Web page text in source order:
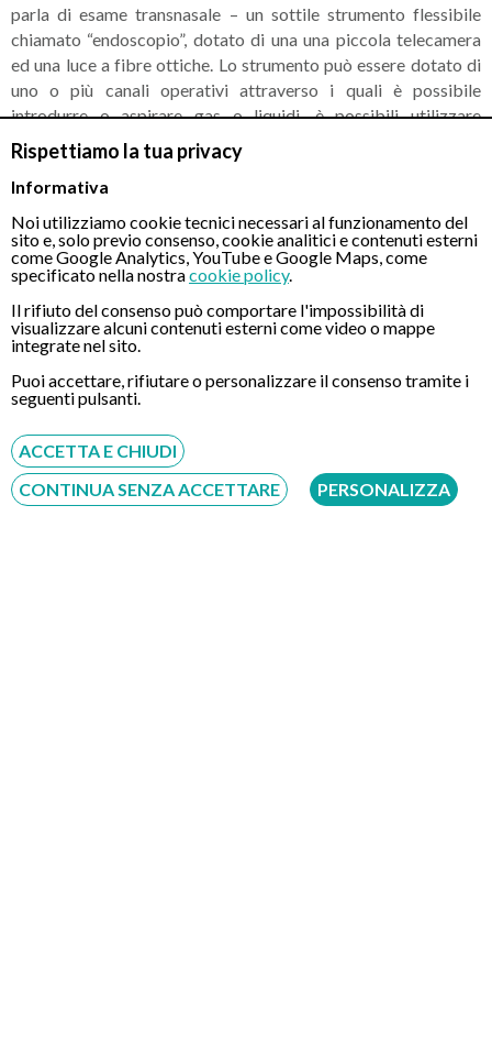
Rispettiamo la tua privacy
Informativa
Noi utilizziamo cookie tecnici necessari al funzionamento del
sito e, solo previo consenso, cookie analitici e contenuti esterni
come Google Analytics, YouTube e Google Maps, come
specificato nella nostracookie policy.
Il rifiuto del consenso può comportare l'impossibilità di
visualizzare alcuni contenuti esterni come video o mappe
integrate nel sito.
Puoi accettare, rifiutare o personalizzare il consenso tramite i
seguenti pulsanti.
ACCETTA E CHIUDI
CONTINUA SENZA ACCETTARE
PERSONALIZZA
parla di esame transnasale – un sottile strumento flessibile
chiamato “endoscopio”, dotato di una una piccola telecamera
ed una luce a fibre ottiche. Lo strumento può essere dotato di
uno o più canali operativi attraverso i quali è possibile
introdurre o aspirare gas o liquidi, è possibili utilizzare
strumenti vari quali ad esempio pinze da biopsie, aghi o
strumenti per il recupero di polipi.
Anche per lagastroscopia transnasaleesistono dei miti che
bisogna assolutamente sfatare per evitare di avere tensioni
psicologiche immotivate.
Non preoccupatevi, lagastroscopia transnasaleè un esame
mini invasivo, quindi alla portata di tutti. Bisogna tenere in
millimetri e questo vi permetterà di parlare liberamente,
tutte le indicazioni date senza problemi, infatti, sarà proprio il
medico a dirvi cosa fare per rendere ancora più veloci e agevoli
le manovre all’interno del tratto digerente. La durata della